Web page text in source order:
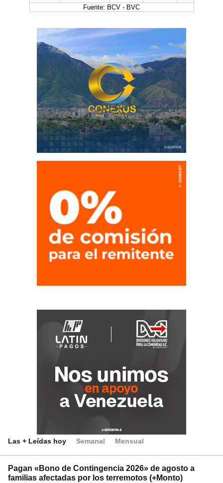
Fuente: BCV - BVC
Las + Leídas hoy Semanal Mensual
Pagan «Bono de Contingencia 2026» de agosto a
familias afectadas por los terremotos (+Monto)